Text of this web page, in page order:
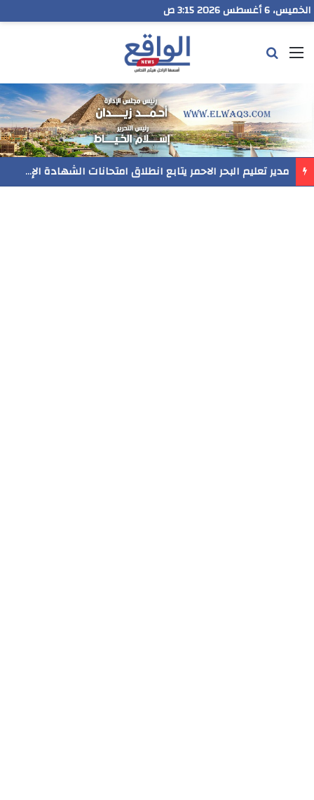
الخميس، 6 أغسطس 2026 3:15 ص
القائمة
رسميا..فيلم المنير ينافس في مهرجان Follow Your Heart بنيويورك